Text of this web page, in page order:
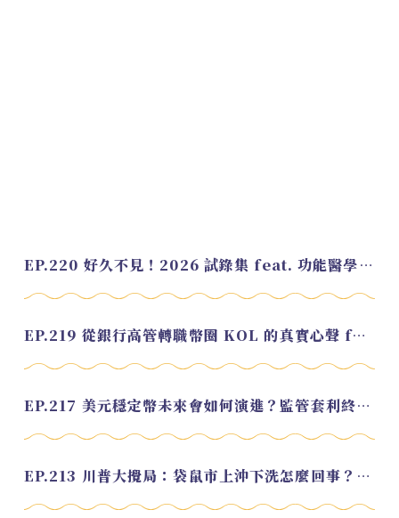
EP.220 好久不見！2026 試錄集 feat. 功能醫學營養師 美寶
EP.219 從銀行高管轉職幣圈 KOL 的真實心聲 feat.龜大
EP.217 美元穩定幣未來會如何演進？監管套利終將收斂？feat. 研究員 余哲安
EP.213 川普大攪局：袋鼠市上沖下洗怎麼回事？feat. Alvin